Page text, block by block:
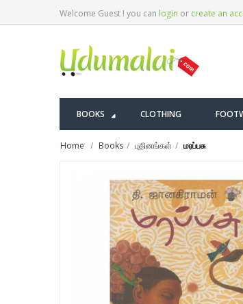
Welcome Guest ! you can login or create an
BOOKS CLOTHING
Home Books புதினங்கள் மரப்பசு